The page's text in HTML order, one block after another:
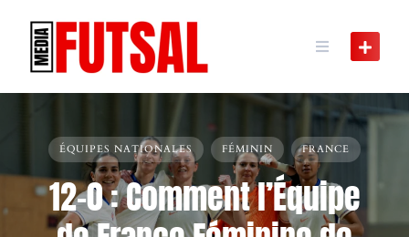
content
ÉQUIPES NATIONALES FÉMININ FRANCE
12-0 : Comment l’Équipe